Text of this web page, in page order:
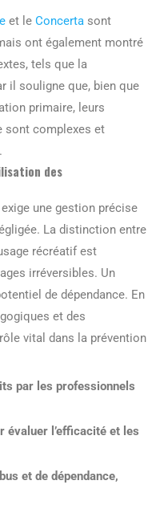
et le Concerta sont
ont également montré
tels que la
il souligne que, bien que
primaire, leurs
sont complexes et
des
une gestion précise
La distinction entre
récréatif est
irréversibles. Un
de dépendance. En
et des
vital dans la prévention
par les professionnels
évaluer l’efficacité et les
et de dépendance,